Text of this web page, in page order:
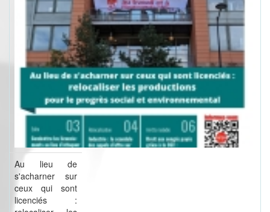
Au lieu de
s'acharner sur
ceux qui sont
licenciés :